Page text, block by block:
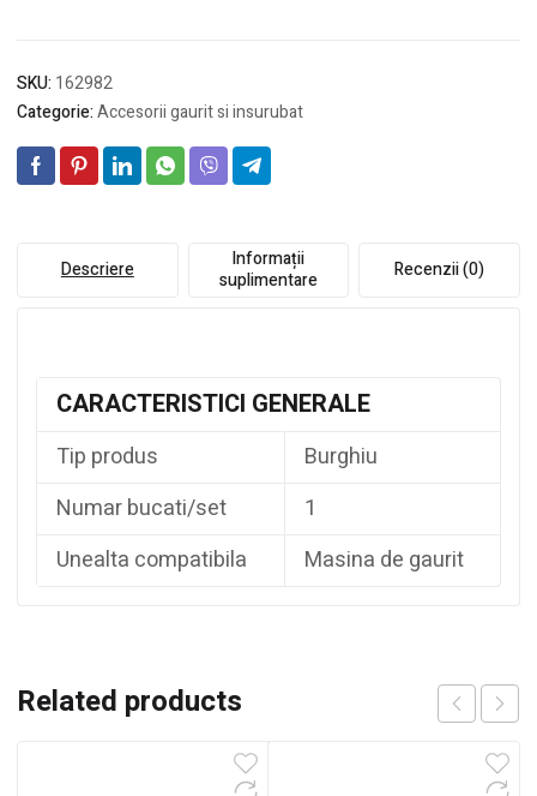
SKU: 162982
Categorie:Accesorii gaurit si insurubat
Descriere
Informații
suplimentare
Recenzii (0)
CARACTERISTICI GENERALE
Tip produs
Burghiu
Numar bucati/set
1
Unealta compatibila
Masina de gaurit
Related products